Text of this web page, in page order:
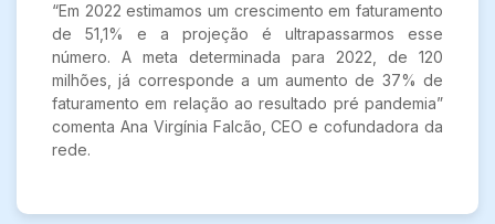
“Em 2022 estimamos um crescimento em faturamento
de 51,1% e a projeção é ultrapassarmos esse
número. A meta determinada para 2022, de 120
milhões, já corresponde a um aumento de 37% de
faturamento em relação ao resultado pré pandemia”
comenta Ana Virgínia Falcão, CEO e cofundadora da
rede.